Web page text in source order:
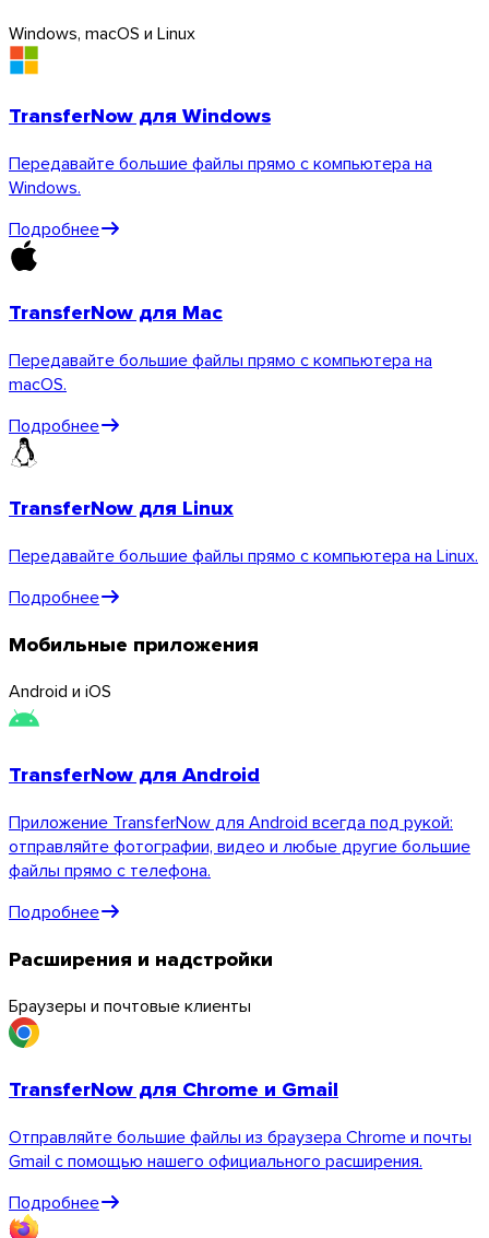
TransferNow API
Автоматизируйте передачи — бесплатный
пробный период.
Руководства и инструкции
форматов
Блог
Поддержка и FAQ
Связаться с поддержкой
Windows, macOS и Linux
TransferNow для Windows
Передавайте большие файлы прямо с компьютера на
Windows.
Подробнее
TransferNow для Mac
Передавайте большие файлы прямо с компьютера на
macOS.
Подробнее
TransferNow для Linux
Передавайте большие файлы прямо с компьютера на Linux.
Подробнее
Мобильные приложения
Android и iOS
TransferNow для Android
Приложение TransferNow для Android всегда под рукой:
отправляйте фотографии, видео и любые другие большие
файлы прямо с телефона.
Подробнее
Расширения и надстройки
Браузеры и почтовые клиенты
TransferNow для Chrome и Gmail
Отправляйте большие файлы из браузера Chrome и почты
Gmail с помощью нашего официального расширения.
Подробнее